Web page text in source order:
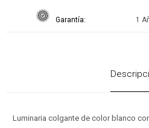
Garantía 1
Luminaria colgante de color blanco